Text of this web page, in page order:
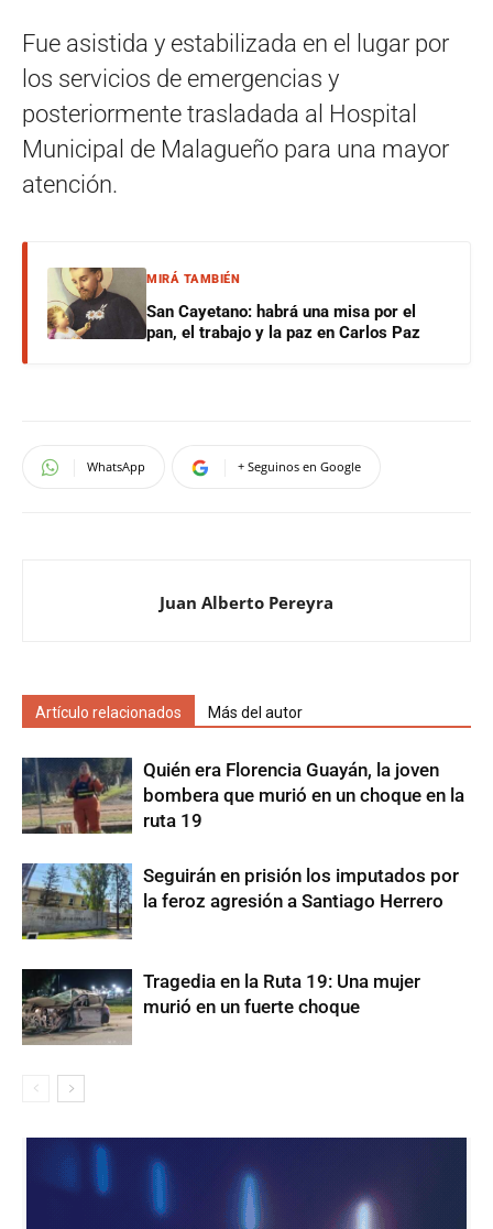
Fue asistida y estabilizada en el lugar por
los servicios de emergencias y
posteriormente trasladada al Hospital
Municipal de Malagueño para una mayor
atención.
MIRÁ TAMBIÉN
San Cayetano: habrá una misa por el
pan, el trabajo y la paz en Carlos Paz
WhatsApp + Seguinos en Google
Juan Alberto Pereyra
Artículo relacionados Más del autor
Quién era Florencia Guayán, la joven
bombera que murió en un choque en la
ruta 19
Seguirán en prisión los imputados por
la feroz agresión a Santiago Herrero
Tragedia en la Ruta 19: Una mujer
murió en un fuerte choque